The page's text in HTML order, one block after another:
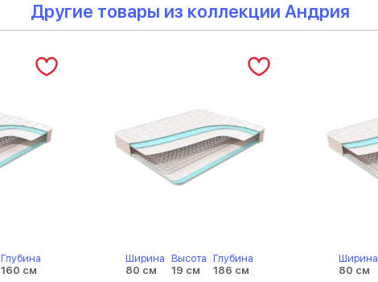
Другие товары из коллекции Андрия
Глубина
160 см
Ширина
80 см
Высота
19 см
Глубина
186 см
Ширина
80 см